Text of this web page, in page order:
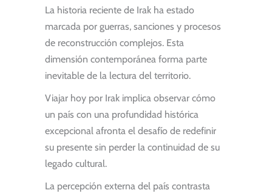
La historia reciente de Irak ha estado
marcada por guerras, sanciones y procesos
de reconstrucción complejos. Esta
dimensión contemporánea forma parte
inevitable de la lectura del territorio.
Viajar hoy por Irak implica observar cómo
un país con una profundidad histórica
excepcional afronta el desafío de redefinir
su presente sin perder la continuidad de su
legado cultural.
La percepción externa del país contrasta